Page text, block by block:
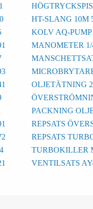
HT-SLANG 10M
KOLV AQ-PUMP
MANOMETER
OLJETÄTNING
PACKNING
REPSATS
REPSATS
TURBOKILLER
VENTILSATS